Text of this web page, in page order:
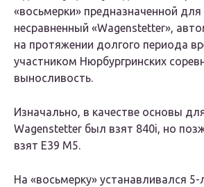
«восьмерки» предназначенной
несравненный «Wagenstetter»,
на протяжении долгого периода
участником Нюрбургринских
выносливость.
Изначально, в качестве основы
Wagenstetter был взят 840i, но
взят E39 M5.
На «восьмерку» устанавливался